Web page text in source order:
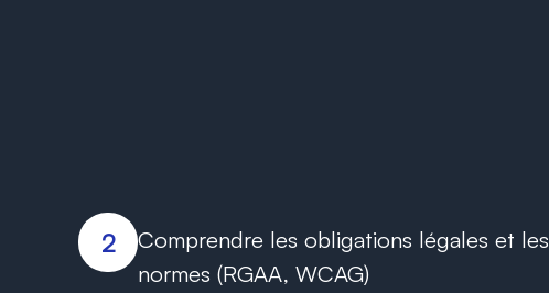
2
Comprendre les obligations légales et les
normes (RGAA, WCAG)